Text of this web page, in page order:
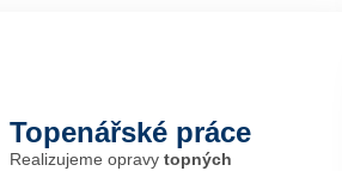
Topenářské práce
Realizujeme opravytopných